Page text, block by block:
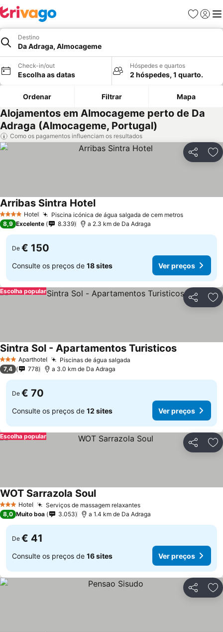
Favoritos
Iniciar
Destino
Da Adraga, Almocageme
Check-in/out
Escolha as datas
Hóspedes e quartos
2 hóspedes, 1 quarto.
Ordenar Filtrar Mapa
Alojamentos em Almocageme perto de Da
Adraga (Almocageme, Portugal)
Como os pagamentos influenciam os resultados
Partilhar
4 EstrelasHotel Piscina icónica de água salgada de cem metros
Arribas Sintra Hotel
8,9 Excelente 8.339 a 2.3 km de Da Adraga
De € 150
Consulte os preços de 18 sites Ver preços
Partilhar
Escolha popular
3 EstrelasAparthotel Piscinas de água salgada
Sintra Sol - Apartamentos Turisticos
7,4 778 a 3.0 km de Da Adraga
De € 70
Consulte os preços de 12 sites Ver preços
Partilhar
Escolha popular
3 EstrelasHotel Serviços de massagem relaxantes
WOT Sarrazola Soul
8,0 Muito boa 3.053 a 1.4 km de Da Adraga
De € 41
Consulte os preços de 16 sites Ver preços
Partilhar